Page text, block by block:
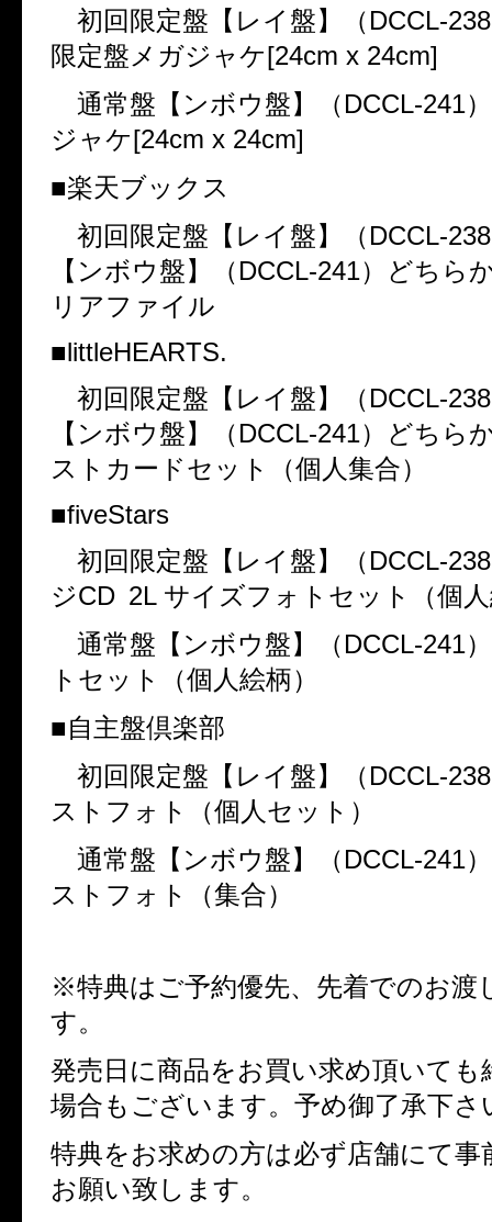
初回限定盤【レイ盤】（DCCL-238
限定盤メガジャケ[24cm x 24cm]
通常盤【ンボウ盤】（DCCL-241
ジャケ[24cm x 24cm]
■楽天ブックス
初回限定盤【レイ盤】（DCCL-238
【ンボウ盤】（DCCL-241）どちら
リアファイル
■littleHEARTS.
初回限定盤【レイ盤】（DCCL-238
【ンボウ盤】（DCCL-241）どちら
ストカードセット（個人集合）
■fiveStars
初回限定盤【レイ盤】（DCCL-238
ジCD 2L サイズフォトセット（個
通常盤【ンボウ盤】（DCCL-241）
トセット（個人絵柄）
■自主盤倶楽部
初回限定盤【レイ盤】（DCCL-238
ストフォト（個⼈セット）
通常盤【ンボウ盤】（DCCL-241
ストフォト（集合）
※特典はご予約優先、先着でのお渡
す。
発売日に商品をお買い求め頂いても
場合もございます。予め御了承下さ
特典をお求めの方は必ず店舗にて事
お願い致します。